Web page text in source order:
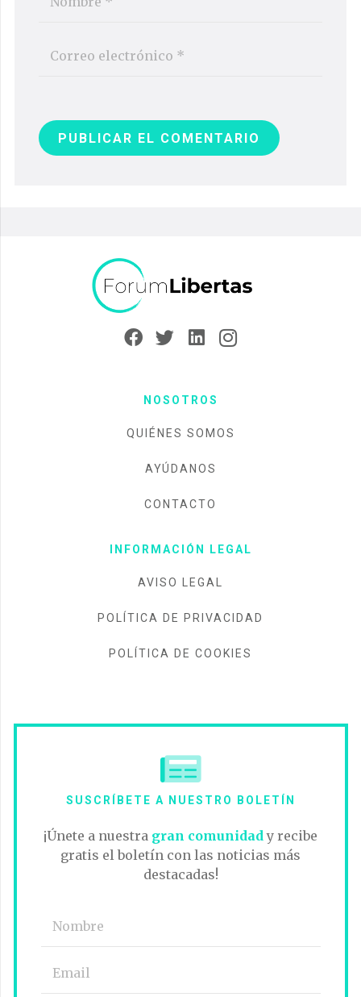
PUBLICAR EL COMENTARIO
NOSOTROS
QUIÉNES SOMOS
AYÚDANOS
CONTACTO
INFORMACIÓN LEGAL
AVISO LEGAL
POLÍTICA DE PRIVACIDAD
POLÍTICA DE COOKIES
SUSCRÍBETE A NUESTRO BOLETÍN
¡Únete a nuestra gran comunidad y recibe
gratis el boletín con las noticias más
destacadas!